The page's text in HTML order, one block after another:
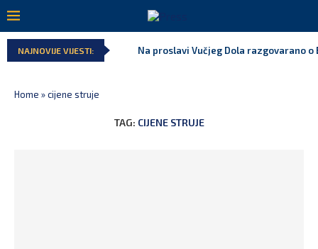
NAJNOVIJE VIJESTI: Na proslavi Vučjeg Dola razgovarano
Home »cijene struje
TAG: CIJENE STRUJE